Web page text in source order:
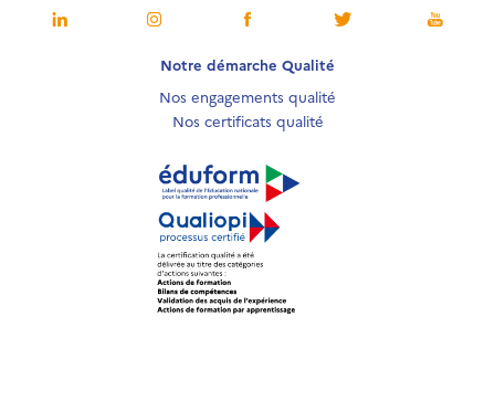
Notre démarche Qualité
Nos engagements qualité
Nos certificats qualité